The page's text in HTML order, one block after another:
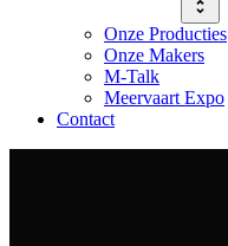
Onze Producties
Onze Makers
M-Talk
Meervaart Expo
Contact